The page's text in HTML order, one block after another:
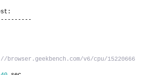
//browser.geekbench.com/v6/cpu/15220666